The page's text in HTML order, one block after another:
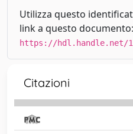
Utilizza questo
link a questo documento:
https://hdl.handle.net/
Citazioni